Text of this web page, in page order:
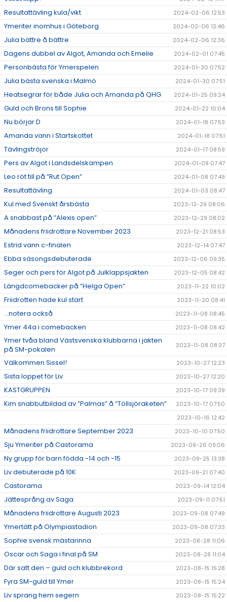
Resultattävling kula/vikt 2024-02-06 12:53
Ymeriter inomhus i Göteborg 2024-02-06 12:46
Julia bättre å bättre 2024-02-06 12:36
Dagens dubbel av Algot, Amanda och Emelie 2024-02-01 07:45
Personbästa för Ymerspelen 2024-01-30 07:52
Julia bästa svenska i Malmö 2024-01-30 07:51
Heatsegrar för både Julia och Amanda på QHG 2024-01-25 09:24
Guld och Brons till Sophie 2024-01-22 10:04
Nu börjar D 2024-01-18 07:53
Amanda vann i Startskottet 2024-01-18 07:51
Tävlingströjor 2024-01-17 08:59
Pers av Algot i Landsdelskampen 2024-01-09 07:47
Leo röt till på ”Rut Open” 2024-01-08 07:49
Resultattävling 2024-01-03 08:47
Kul med Svenskt årsbästa 2023-12-29 08:06
A snabbast på ”Alexis open” 2023-12-29 08:02
Månadens friidrottare November 2023 2023-12-21 08:53
Estrid vann c-finalen 2023-12-14 07:47
Ebba säsongsdebuterade 2023-12-06 09:35
Seger och pers för Algot på Julklappsjakten 2023-12-05 08:42
Längdcomebacker på ”Helga Open” 2023-11-22 10:02
Friidrotten hade kul start 2023-11-20 08:41
...notera också 2023-11-08 08:45
Ymer 44a i comebacken 2023-11-08 08:42
Ymer tvåa bland Västsvenska klubbarna i jakten
på SM-pokalen
2023-11-08 08:37
Välkommen Sissel! 2023-10-27 12:23
Sista loppet för Liv 2023-10-27 12:20
KASTGRUPPEN 2023-10-17 09:39
Kim snabbutbildad av ”Palmas” å ”Töllsjöraketen”
2023-10-17 07:50
2023-10-16 12:42
Månadens friidrottare September 2023 2023-10-10 07:50
Sju Ymeriter på Castorama 2023-09-26 09:06
Ny grupp för barn födda -14 och -15 2023-09-25 13:38
Liv debuterade på 10K 2023-09-21 07:40
Castorama 2023-09-14 12:04
Jättesprång av Saga 2023-09-11 07:51
Månadens friidrottare Augusti 2023 2023-09-08 07:49
Ymertätt på Olympiastadion 2023-09-08 07:33
Sophie svensk mästarinna 2023-08-28 11:06
Oscar och Saga i final på SM 2023-08-28 11:04
Där satt den – guld och klubbrekord 2023-08-15 15:28
Fyra SM-guld till Ymer 2023-08-15 15:24
Liv sprang hem segern 2023-08-15 15:22